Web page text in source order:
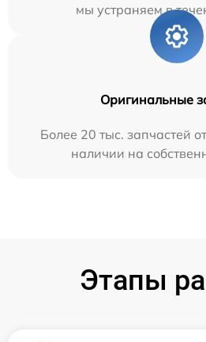
мы устраняем в
Оригинальные
Более 20 тыс. запчастей
наличии на
Этапы